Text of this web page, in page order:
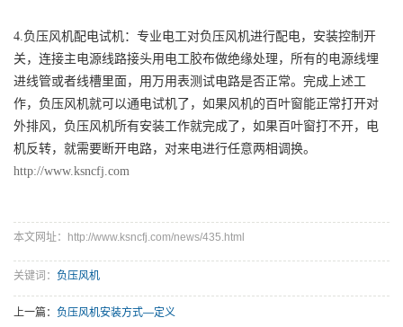
4.负压风机配电试机：专业电工对负压风机进行配电，安装控制开
关，连接主电源线路接头用电工胶布做绝缘处理，所有的电源线埋
进线管或者线槽里面，用万用表测试电路是否正常。完成上述工
作，负压风机就可以通电试机了，如果风机的百叶窗能正常打开对
外排风，负压风机所有安装工作就完成了，如果百叶窗打不开，电
机反转，就需要断开电路，对来电进行任意两相调换。
http://www.ksncfj.com
本文网址：http://www.ksncfj.com/news/435.html
关键词： 负压风机
上一篇： 负压风机安装方式—定义